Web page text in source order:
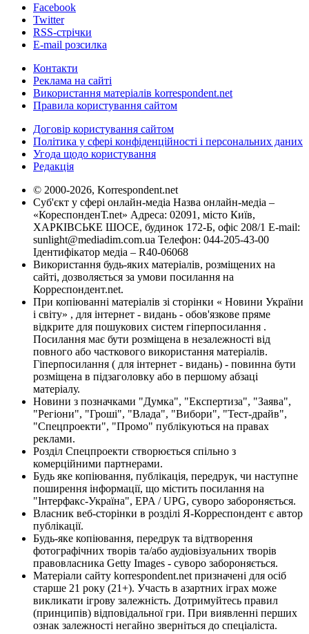
Facebook
Twitter
RSS-стрічки
E-mail розсилка
Контакти
Реклама на сайті
Використання матеріалів korrespondent.net
Правила користування сайтом
Договір користування сайтом
Політика у сфері конфіденційності і персональних даних
Угода щодо користування
Редакція
© 2000-2026, Korrespondent.net
Суб'єкт у сфері онлайн-медіа Назва онлайн-медіа –
«КореспонденТ.net» Адреса: 02091, місто Київ,
ХАРКІВСЬКЕ ШОСЕ, будинок 172-Б, офіс 208/1 E-mail:
sunlight@mediadim.com.ua Телефон: 044-205-43-00
Ідентифікатор медіа – R40-06068
Використання будь-яких матеріалів, розміщених на
сайті, дозволяється за умови посилання на
Корреспондент.net.
При копіюванні матеріалів зі сторінки « Новини України
і світу» , для інтернет - видань - обов'язкове пряме
відкрите для пошукових систем гіперпосилання .
Посилання має бути розміщена в незалежності від
повного або часткового використання матеріалів.
Гіперпосилання ( для інтернет - видань) - повинна бути
розміщена в підзаголовку або в першому абзаці
матеріалу.
Новини з позначками "Думка", "Експертиза", "Заява",
"Регіони", "Гроші", "Влада", "Вибори", "Тест-драйв",
"Спецпроекти", "Промо" публікуються на правах
реклами.
Розділ Спецпроекти створюється спільно з
комерційними партнерами.
Будь яке копіювання, публікація, передрук, чи наступне
поширення інформації, що містить посилання на
"Інтерфакс-Україна", EPA / UPG, суворо забороняється.
Власник веб-сторінки в розділі Я-Корреспондент є автор
публікації.
Будь-яке копіювання, передрук та відтворення
фотографічних творів та/або аудіовізуальних творів
правовласника Getty Images - суворо забороняється.
Матеріали сайту korrespondent.net призначені для осіб
старше 21 року (21+). Участь в азартних іграх може
викликати ігрову залежність. Дотримуйтесь правил
(принципів) відповідальної гри. При виявленні перших
ознак залежності негайно зверніться до спеціаліста.